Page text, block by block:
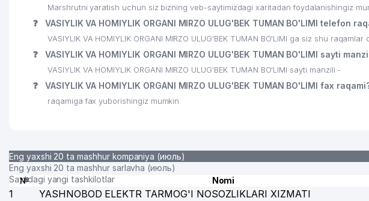
Marshrutni yaratish uchun siz bizning veb-saytimizdagi xaritadan foydalanishingiz
❓ VASIYLIK VA HOMIYLIK ORGANI MIRZO ULUG'BEK TUMAN BO'LIMI telefon
VASIYLIK VA HOMIYLIK ORGANI MIRZO ULUG'BEK TUMAN BO'LIMI ga siz shu
❓ VASIYLIK VA HOMIYLIK ORGANI MIRZO ULUG'BEK TUMAN BO'LIMI sayti
VASIYLIK VA HOMIYLIK ORGANI MIRZO ULUG'BEK TUMAN BO'LIMI sayti manzili -
❓ VASIYLIK VA HOMIYLIK ORGANI MIRZO ULUG'BEK TUMAN BO'LIMI fax
raqamiga fax yuborishingiz mumkin.
Eng yaxshi 20 ta mashhur kompaniya (июль)
Eng yaxshi 20 ta mashhur sarlavha (июль)
Saytdagi yangi tashkilotlar
№ Nomi
1 YASHNOBOD ELEKTR TARMOG'I NOSOZLIKLARI XIZMATI